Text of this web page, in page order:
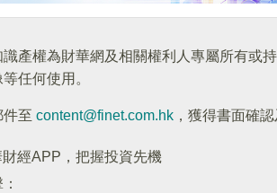
產權為財華網及相關權利人專屬所有或
任何使用。
至 content@finet.com.hk ，獲得書面確
經APP，把握投資先機